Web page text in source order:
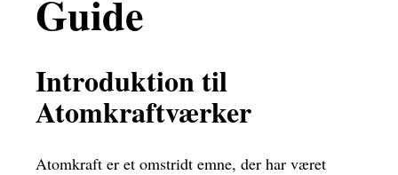
Guide
Introduktion til
Atomkraftværker
Atomkraft er et omstridt emne, der har været